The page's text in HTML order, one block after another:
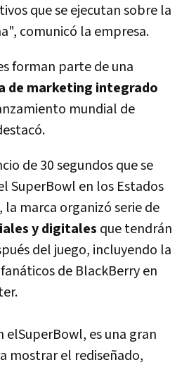
que se ejecutan sobre la
comunicó la empresa.
forman parte de una
de marketing integrado
mundial de
de 30 segundos que se
SuperBowl en los Estados
la marca organizó serie de
y digitales que tendrán
del juego, incluyendo la
de BlackBerry en
elSuperBowl, es una gran
mostrar el rediseñado,